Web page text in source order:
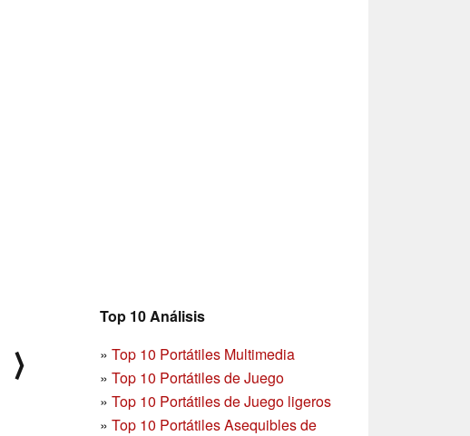
Top 10 Análisis
» Top 10 Portátiles Multimedia
» Top 10 Portátiles de Juego
» Top 10 Portátiles de Juego ligeros
» Top 10 Portátiles Asequibles de
⟩